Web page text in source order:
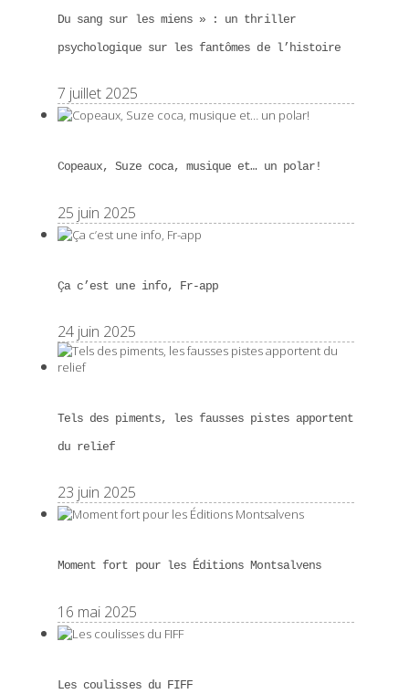
Du sang sur les miens » : un thriller
psychologique sur les fantômes de l’histoire
7 juillet 2025
Copeaux, Suze coca, musique et… un polar!
25 juin 2025
Ça c’est une info, Fr-app
24 juin 2025
Tels des piments, les fausses pistes apportent
du relief
23 juin 2025
Moment fort pour les Éditions Montsalvens
16 mai 2025
Les coulisses du FIFF